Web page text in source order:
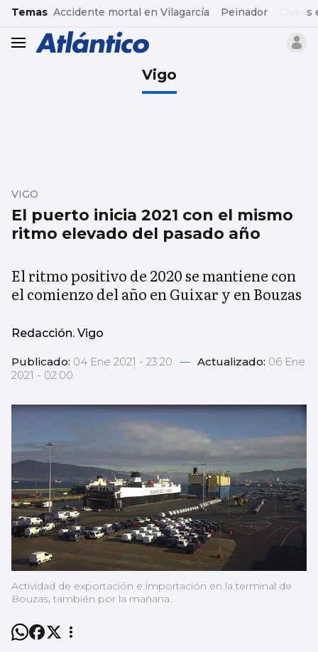
common.go-to-content
Temas Accidente mortal en Vilagarcía Peinador
header.menu.open
Vigo
El puerto inicia 2021 con el mismo
ritmo elevado del pasado año
VIGO
El ritmo positivo de 2020 se mantiene con
el comienzo del año en Guixar y en Bouzas
Redacción. Vigo
Publicado: 04 Ene 2021 - 23:20 — Actualizado: 06 Ene
2021 - 02:00
Actividad de exportación e importación en la terminal de
Bouzas, también por la mañana.